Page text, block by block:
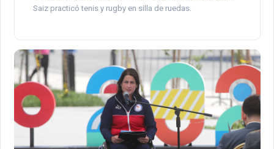
Saiz practicó tenis y rugby en silla de ruedas.